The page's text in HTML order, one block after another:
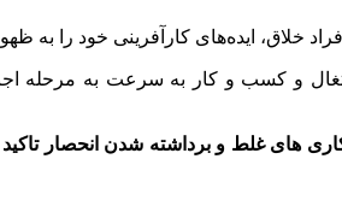
خلاق، ایده‌های کارآفرینی خود را به
و کسب و کار به سرعت به مرحله
های غلط و برداشته شدن انحصار